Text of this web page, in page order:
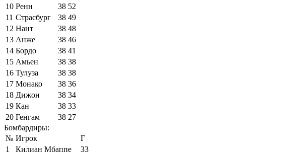
10 Ренн 38 52
11 Страсбург 38 49
12 Нант 38 48
13 Анже 38 46
14 Бордо 38 41
15 Амьен 38 38
16 Тулуза 38 38
17 Монако 38 36
18 Дижон 38 34
19 Кан 38 33
20 Генгам 38 27
Бомбардиры:
№ Игрок
Г
1
Килиан Мбаппе
33